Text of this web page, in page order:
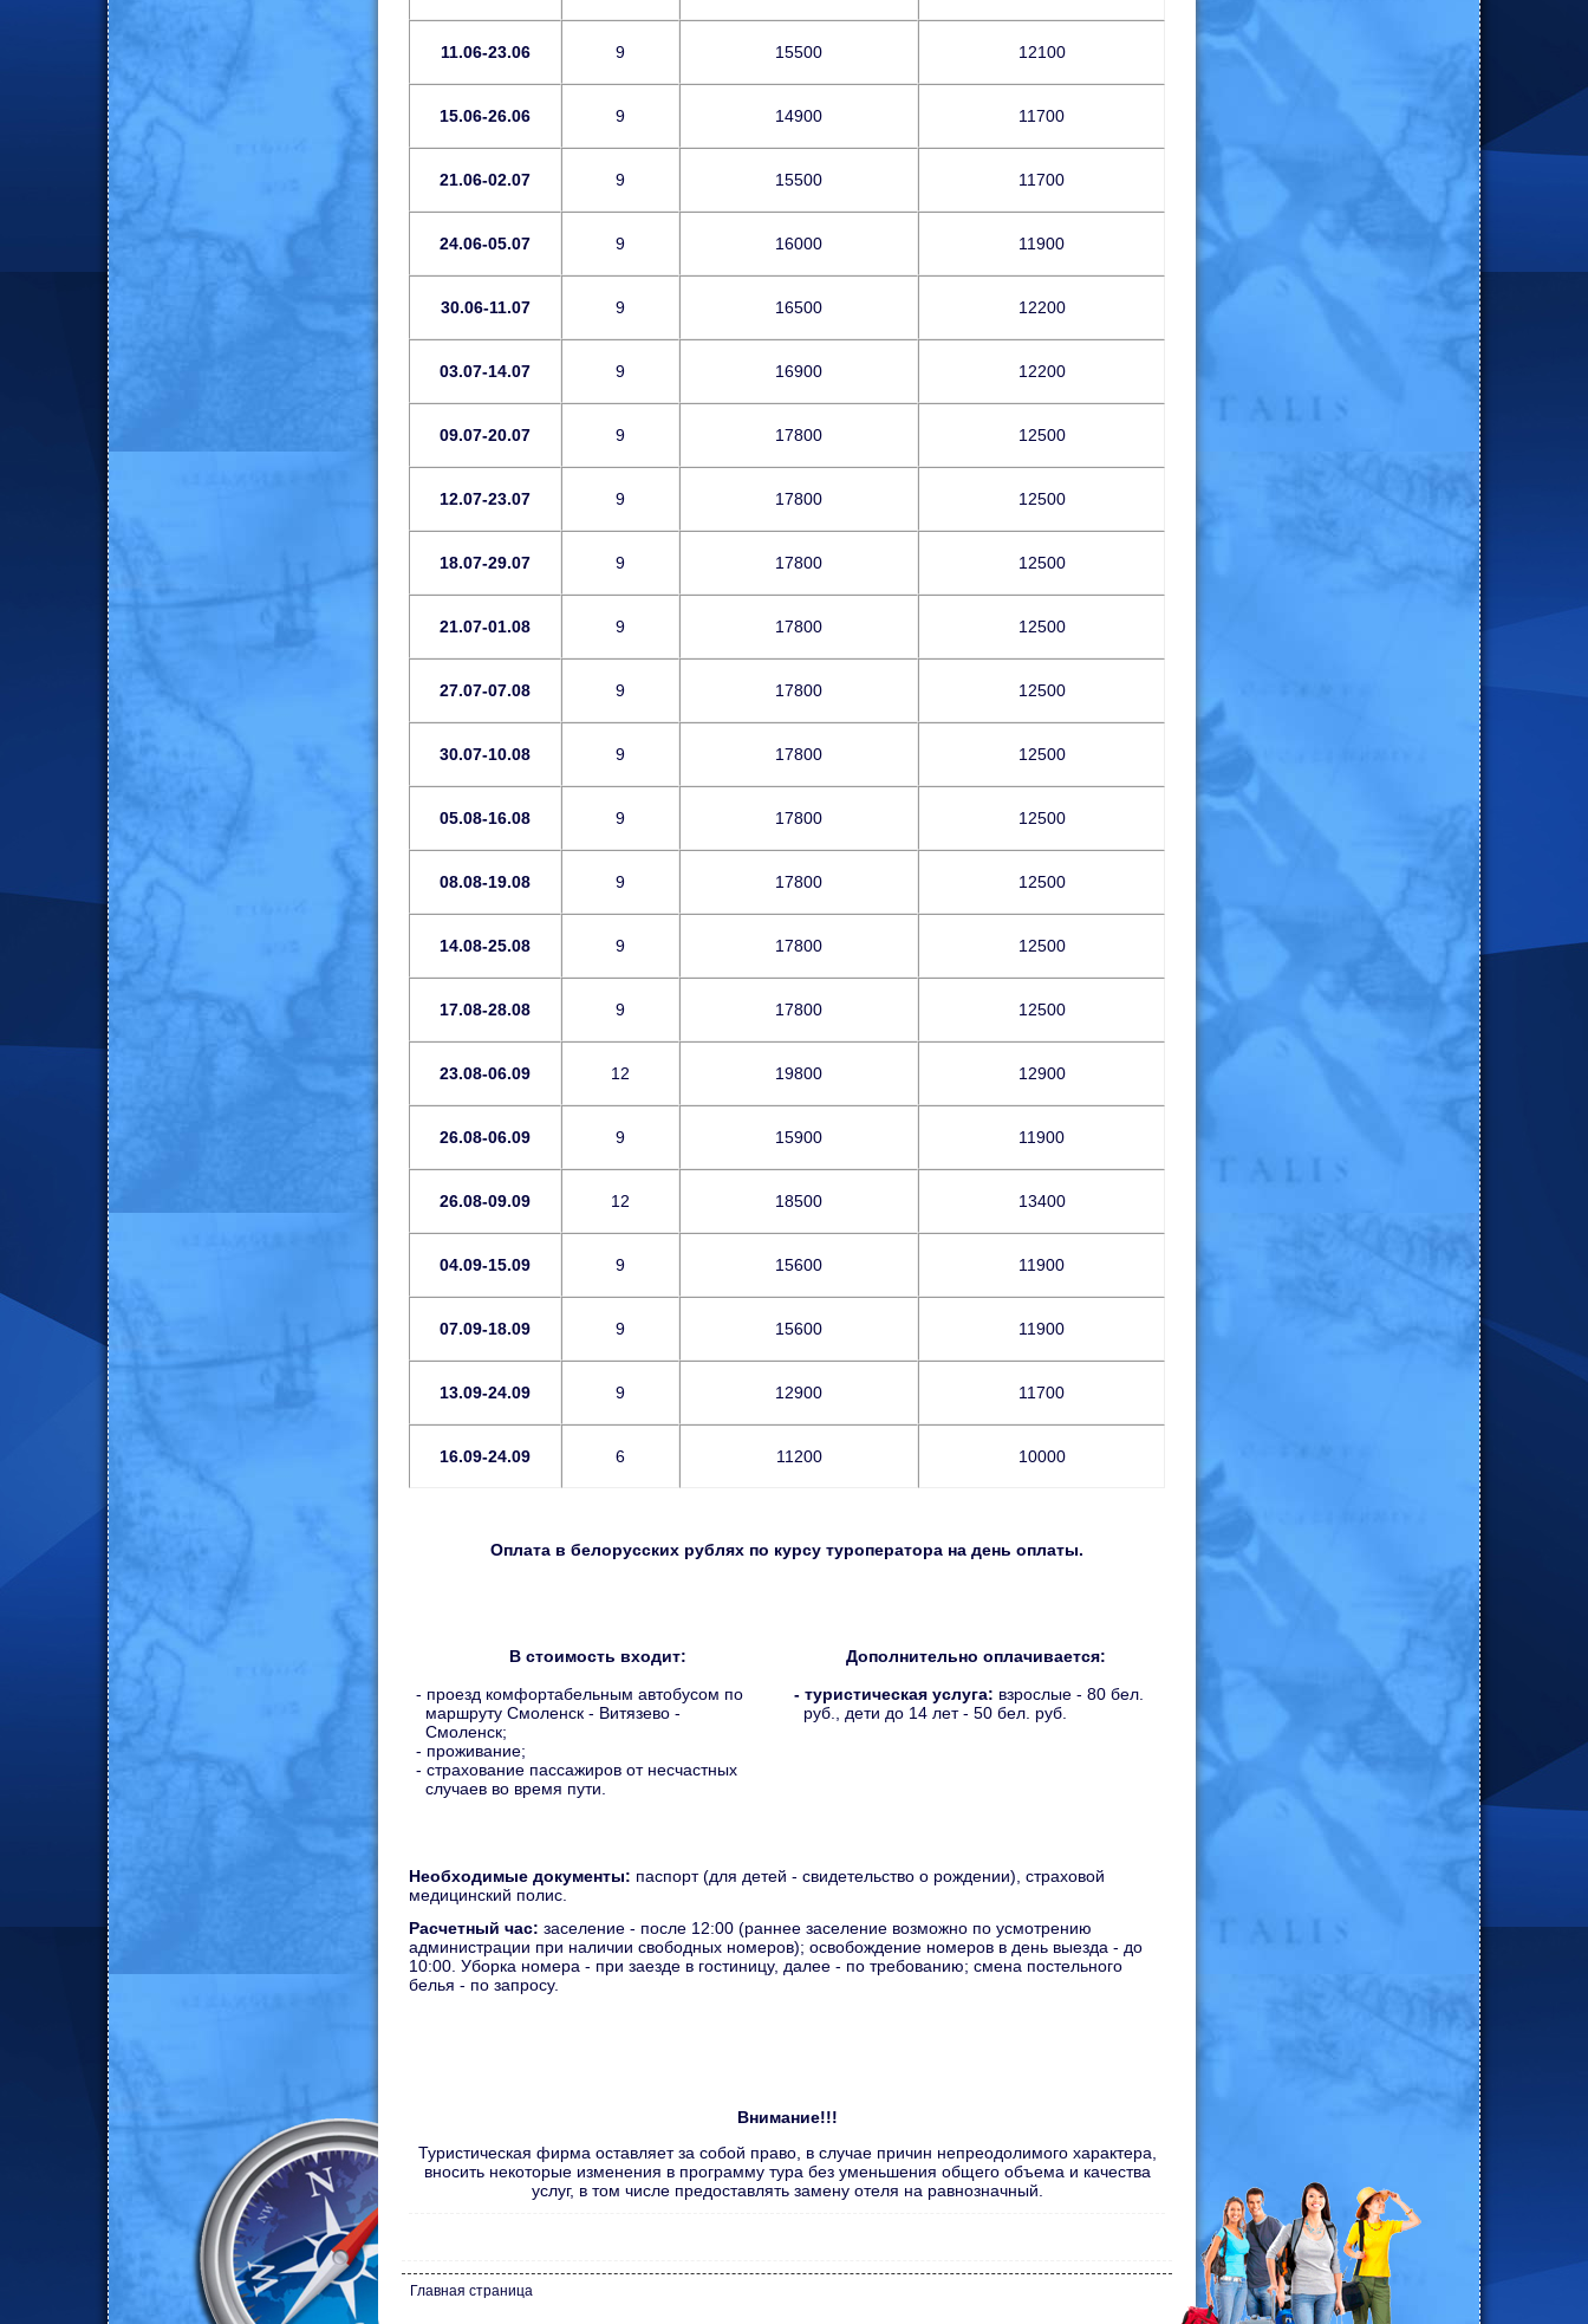
11.06-23.06 9 15500 12100
15.06-26.06 9 14900 11700
21.06-02.07 9 15500 11700
24.06-05.07 9 16000 11900
30.06-11.07 9 16500 12200
03.07-14.07 9 16900 12200
09.07-20.07 9 17800 12500
12.07-23.07 9 17800 12500
18.07-29.07 9 17800 12500
21.07-01.08 9 17800 12500
27.07-07.08 9 17800 12500
30.07-10.08 9 17800 12500
05.08-16.08 9 17800 12500
08.08-19.08 9 17800 12500
14.08-25.08 9 17800 12500
17.08-28.08 9 17800 12500
23.08-06.09 12 19800 12900
26.08-06.09 9 15900 11900
26.08-09.09 12 18500 13400
04.09-15.09 9 15600 11900
07.09-18.09 9 15600 11900
13.09-24.09 9 12900 11700
16.09-24.09 6 11200 10000
Оплата в белорусских рублях по курсу туроператора на день оплаты.
В стоимость входит:
- проезд комфортабельным автобусом по
маршруту Смоленск - Витязево -
Смоленск;
- проживание;
- страхование пассажиров от несчастных
случаев во время пути.
Дополнительно оплачивается:
- туристическая услуга: взрослые - 80 бел.
руб., дети до 14 лет - 50 бел. руб.
Необходимые документы: паспорт (для детей - свидетельство о рождении), страховой
медицинский полис.
Расчетный час: заселение - после 12:00 (раннее заселение возможно по усмотрению
администрации при наличии свободных номеров); освобождение номеров в день выезда - до
10:00. Уборка номера - при заезде в гостиницу, далее - по требованию; смена постельного
белья - по запросу.
Внимание!!!
Туристическая фирма оставляет за собой право, в случае причин непреодолимого характера,
вносить некоторые изменения в программу тура без уменьшения общего объема и качества
услуг, в том числе предоставлять замену отеля на равнозначный.
Главная страница